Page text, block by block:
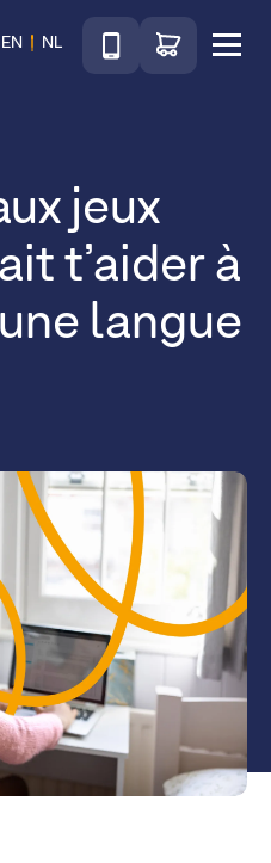
EN NL
TéléphoneAccéder au shop
jeux
t’aider à
langue